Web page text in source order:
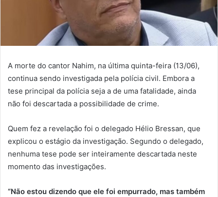
A morte do cantor Nahim, na última quinta-feira (13/06),
continua sendo investigada pela polícia civil. Embora a
tese principal da polícia seja a de uma fatalidade, ainda
não foi descartada a possibilidade de crime.
Quem fez a revelação foi o delegado Hélio Bressan, que
explicou o estágio da investigação. Segundo o delegado,
nenhuma tese pode ser inteiramente descartada neste
momento das investigações.
“Não estou dizendo que ele foi empurrado, mas também